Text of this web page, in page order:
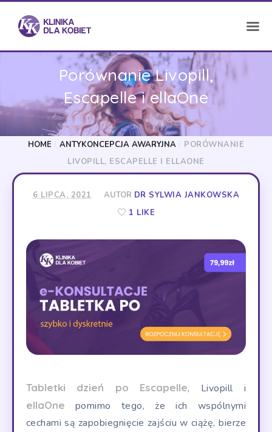
Porównanie Livopill,
Escapelle i ellaOne
HOME / ANTYKONCEPCJA AWARYJNA / PORÓWNANIE
LIVOPILL, ESCAPELLE I ELLAONE
6 LIPCA, 2021 AUTOR DR SYLWIA JANKOWSKA
1 LIKE
Tabletki dzień po Escapelle, Livopill i
ellaOne pomimo tego, że ich wspólnymi
cechami są zapobiegnięcie zajściu w ciążę, bierze